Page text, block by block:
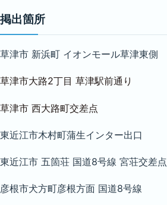
掲出箇所
草津市 新浜町 イオンモール草津東側
草津市大路2丁目 草津駅前通り
草津市 西大路町交差点
東近江市木村町蒲生インター出口
東近江市 五箇荘 国道8号線 宮荘交差点
彦根市犬方町彦根方面 国道8号線